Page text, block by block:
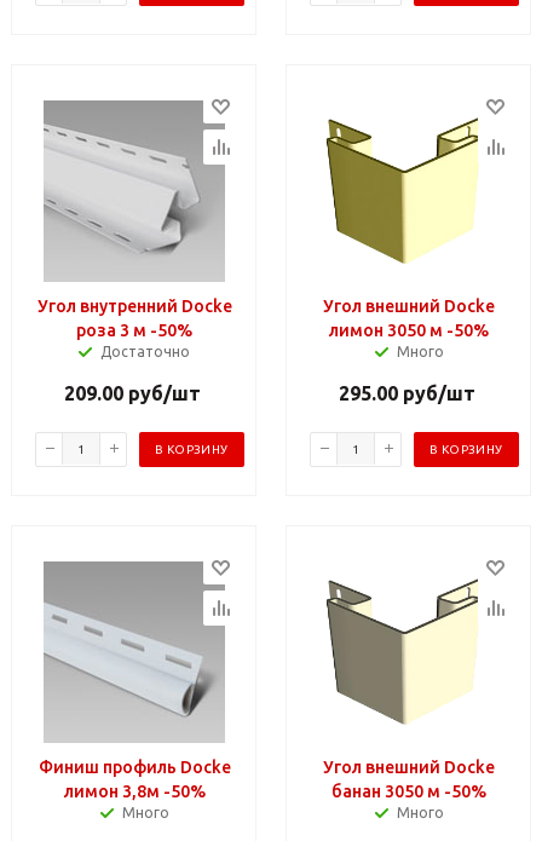
Угол внутренний Docke
роза 3 м -50%
Достаточно
209.00руб/шт
В КОРЗИНУ
Угол внешний Docke
лимон 3050 м -50%
Много
295.00руб/шт
В КОРЗИНУ
Финиш профиль Docke
лимон 3,8м -50%
Много
Угол внешний Docke
банан 3050 м -50%
Много